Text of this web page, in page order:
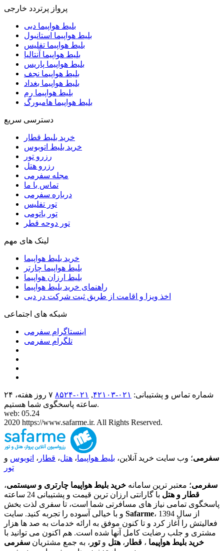
پرواز پرتردد خارجی
بلیط هواپیما دبی
بلیط هواپیما استانبول
بلیط هواپیما تفلیس
بلیط هواپیما آنتالیا
بلیط هواپیما پاریس
بلیط هواپیما نجف
بلیط هواپیما بغداد
بلیط هواپیما رم
بلیط هواپیما هامبورگ
دسترسی سریع
خرید بلیط قطار
خرید بلیط اتوبوس
رزرو تور
رزرو هتل
مجله سفرمی
تماس با ما
درباره سفرمی
تور تفلیس
تور باتومی
تور دوحه قطر
لینک های مهم
خرید بلیط هواپیما
بلیط هواپیما چارتر
بلیط ارزان هواپیما
راهنمای خرید بلیط هواپیما
اخذ ویزا و اقامت از طریق ثبت شرکت در دبی
شبکه های اجتماعی
اینستاگرام سفرمی
تلگرام سفرمی
شماره تماس و پشتیبانی: ۰۲۱-۴٢١٠٣ , ۰۲۱-۸۵۲۴
۷ روز هفته، ۲۴
ساعته پاسخگوی شما هستیم.
web: 05.24
2020 https://www.safarme.ir. All Rights Reserved.
سفرمی؛ وب سایت خرید آنلاین، بلیط هواپیما، هتل، قطار ، اتوبوس و
تور
سفرمی؛ معتبر ترین سامانه خرید بلیط هواپیما چارتری و سیستمی،
قطار و هتل
با گارانتی ارزان ترین قیمت و پشتیبانی 24 ساعته
پاسخگوی تمامی نیاز های مسافرتی شما است، تا سفری لذت بخش
Safarme، از سال 1394
فعالیتش را آغاز کرد و تا کنون موفق به ارائه خدمات به صد ها هزار
مشتری و جلب رضایت کامل آنها شده است. هم اکنون می توانید با
خرید بلیط هواپیما ، قطار ، هتل وتور ، به جمع مشتریان سفرمی